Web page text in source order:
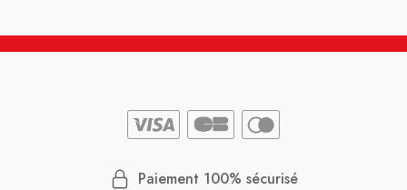
Paiement 100% sécurisé